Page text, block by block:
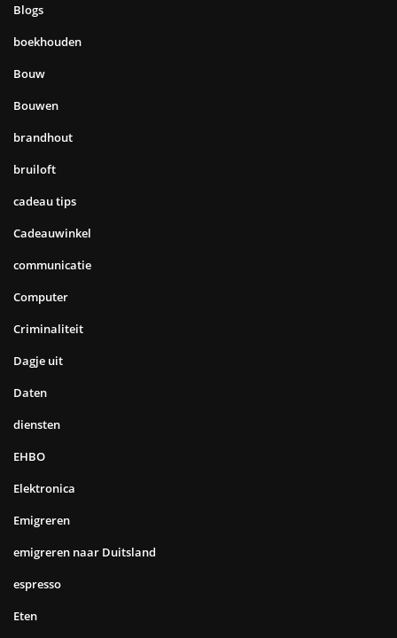
Blogs
boekhouden
Bouw
Bouwen
brandhout
bruiloft
cadeau tips
Cadeauwinkel
communicatie
Computer
Criminaliteit
Dagje uit
Daten
diensten
EHBO
Elektronica
Emigreren
emigreren naar Duitsland
espresso
Eten